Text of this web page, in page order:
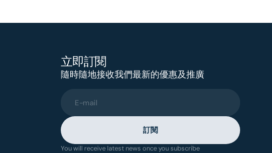
立即訂閱
隨時隨地接收我們最新的優惠及推廣
E-mail
訂閱
You will receive latest news once you subscribe